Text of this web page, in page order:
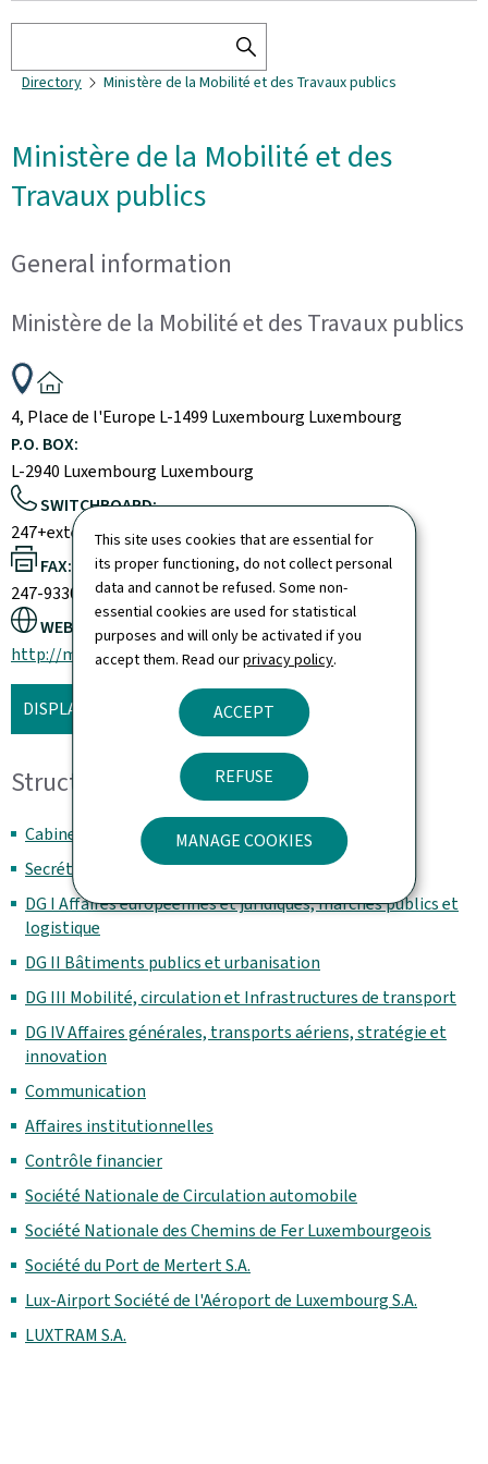
This site uses cookies that are essential for
its proper functioning, do not collect personal
data and cannot be refused. Some non-
essential cookies are used for statistical
purposes and will only be activated if you
accept them. Read ourprivacy policy.
ACCEPT
REFUSE
MANAGE COOKIES
SEARCH
THE
Directory Ministère de la Mobilité et des Travaux publics
Ministère de la Mobilité et des
Travaux publics
General information
Ministère de la Mobilité et des Travaux publics
4, Place de l'Europe L-1499 Luxembourg Luxembourg
P.O. BOX:
L-2940 Luxembourg Luxembourg
SWITCHBOARD:
247+extension
FAX:
247-93308
WEBSITE:
http://mmtp.gouvernement.lu
DISPLAY THE MAP
Structure and organisation
Cabinet ministériel
Secrétariat ministériel
DG I Affaires européennes et juridiques, marchés publics et
logistique
DG II Bâtiments publics et urbanisation
DG III Mobilité, circulation et Infrastructures de transport
DG IV Affaires générales, transports aériens, stratégie et
innovation
Communication
Affaires institutionnelles
Contrôle financier
Société Nationale de Circulation automobile
Société Nationale des Chemins de Fer Luxembourgeois
Société du Port de Mertert S.A.
Lux-Airport Société de l'Aéroport de Luxembourg S.A.
LUXTRAM S.A.